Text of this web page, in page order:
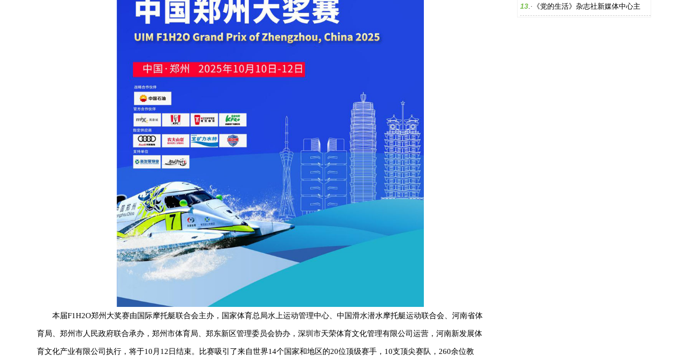
本届F1H2O郑州大奖赛由国际摩托艇联合会主办，国家体育总局水上运动管理中心、中国滑水潜水摩托艇运动联合会、河南省体
育局、郑州市人民政府联合承办，郑州市体育局、郑东新区管理委员会协办，深圳市天荣体育文化管理有限公司运营，河南新发展体
育文化产业有限公司执行，将于10月12日结束。比赛吸引了来自世界14个国家和地区的20位顶级赛手，10支顶尖赛队，260余位教
13.· 《党的生活》杂志社新媒体中心主